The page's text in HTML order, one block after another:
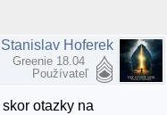
Stanislav Hoferek
Greenie 18.04
Používateľ
otazky na